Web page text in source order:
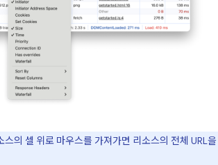
스의 셀 위로 마우스를 가져가면 리소스의 전체 URL을